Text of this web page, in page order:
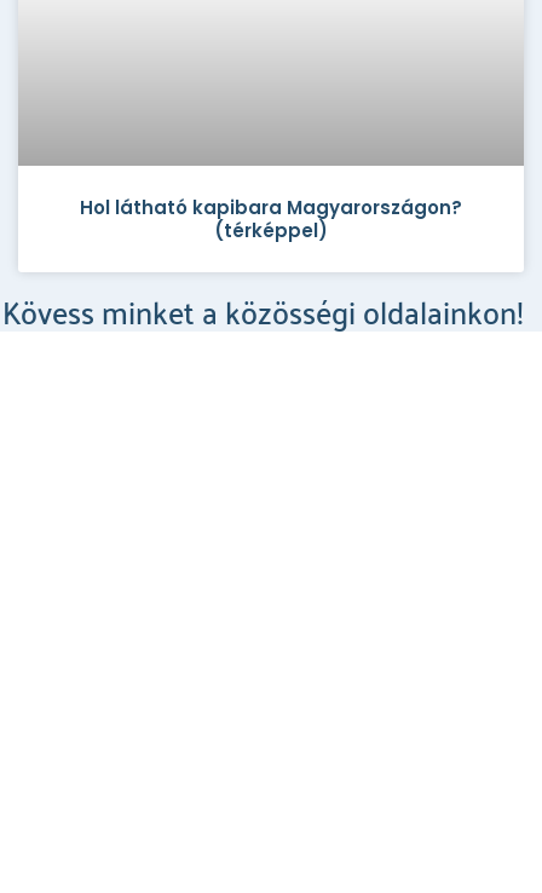
Hol látható kapibara Magyarországon?
(térképpel)
Kövess minket a közösségi oldalainkon!